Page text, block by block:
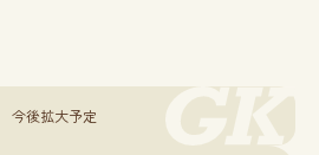
今後拡大予定